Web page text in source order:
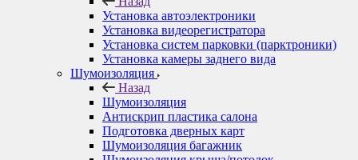
Установка автоэлектроники
Установка видеорегистратора
Установка систем парковки (парктроники)
Установка камеры заднего вида
Шумоизоляция
Назад
Шумоизоляция
Антискрип пластика салона
Подготовка дверных карт
Шумоизоляция багажник